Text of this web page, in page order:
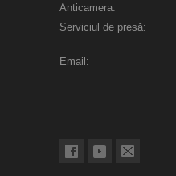
Anticamera:
Serviciul de presă:
Email: